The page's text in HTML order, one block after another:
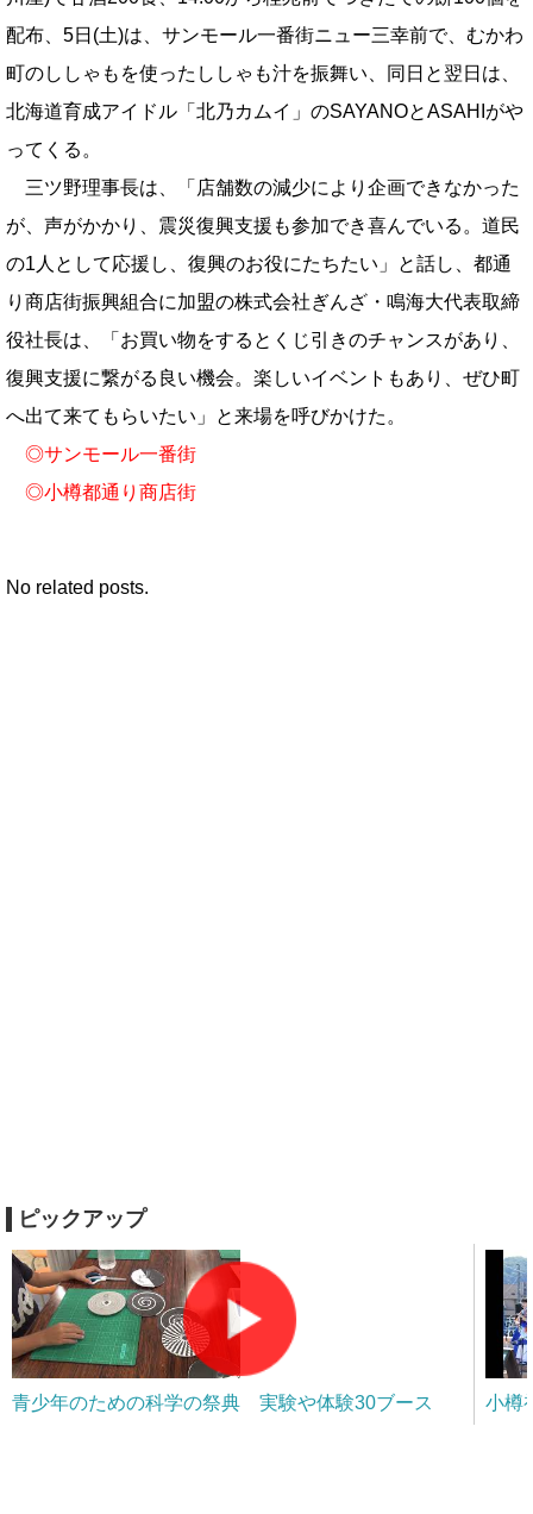
配布、5日(土)は、サンモール一番街ニュー三幸前で、むかわ
町のししゃもを使ったししゃも汁を振舞い、同日と翌日は、
北海道育成アイドル「北乃カムイ」のSAYANOとASAHIがや
ってくる。
三ツ野理事長は、「店舗数の減少により企画できなかった
が、声がかかり、震災復興支援も参加でき喜んでいる。道民
の1人として応援し、復興のお役にたちたい」と話し、都通
り商店街振興組合に加盟の株式会社ぎんざ・鳴海大代表取締
役社長は、「お買い物をするとくじ引きのチャンスがあり、
復興支援に繋がる良い機会。楽しいイベントもあり、ぜひ町
へ出て来てもらいたい」と来場を呼びかけた。
◎サンモール一番街
◎小樽都通り商店街
No related posts.
ピックアップ
青少年のための科学の祭典 実験や体験30ブース 小樽